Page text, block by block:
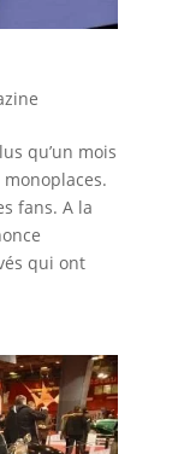
qu’un mois
fans. A la
qui ont